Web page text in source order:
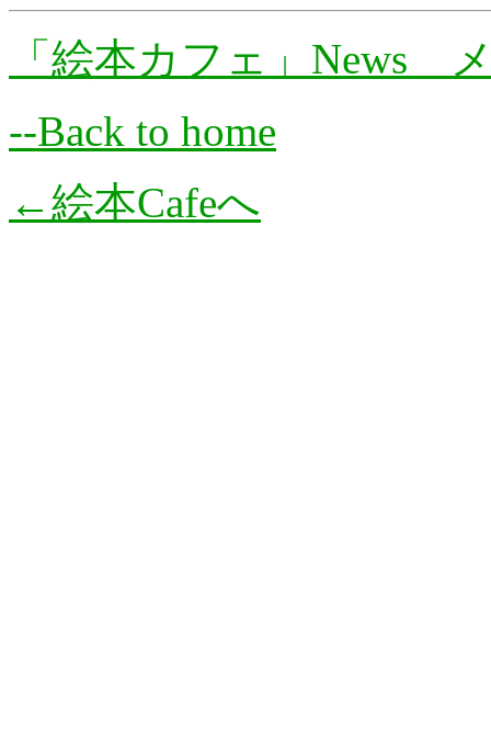
「絵本カフェ」News
--Back to home
←絵本Cafeへ